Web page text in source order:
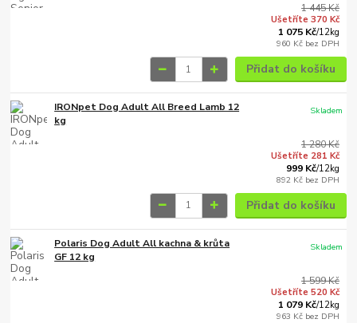
1 445 Kč
Ušetříte 370 Kč
1 075 Kč/12kg
960 Kč bez DPH
Přidat do košíku
IRONpet Dog Adult All Breed Lamb 12
kg
1 280 Kč
Ušetříte 281 Kč
999 Kč/12kg
892 Kč bez DPH
Skladem
Přidat do košíku
Polaris Dog Adult All kachna & krůta
GF 12 kg
1 599 Kč
Ušetříte 520 Kč
1 079 Kč/12kg
963 Kč bez DPH
Skladem